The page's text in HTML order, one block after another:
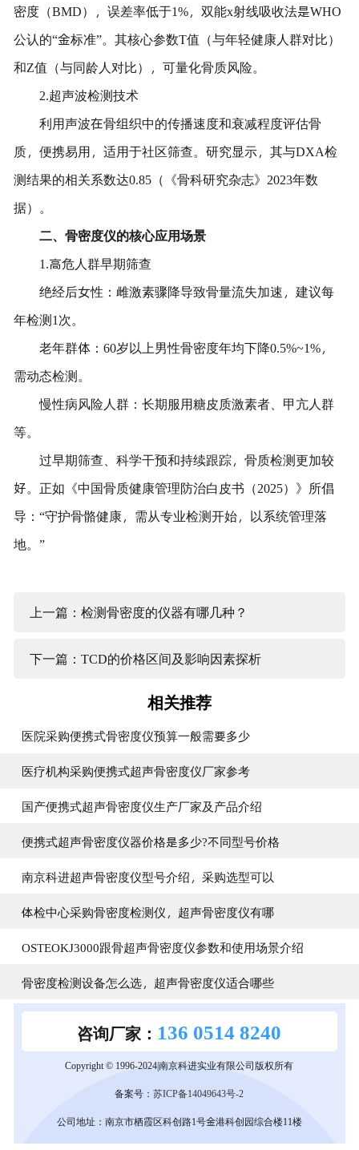
密度（BMD），误差率低于1%，双能x射线吸收法是WHO
公认的“金标准”。其核心参数T值（与年轻健康人群对比）
和Z值（与同龄人对比），可量化骨质风险。
2.超声波检测技术
利用声波在骨组织中的传播速度和衰减程度评估骨
质，便携易用，适用于社区筛查。研究显示，其与DXA检
测结果的相关系数达0.85（《骨科研究杂志》2023年数
据）。
二、骨密度仪的核心应用场景
1.高危人群早期筛查
绝经后女性：雌激素骤降导致骨量流失加速，建议每
年检测1次。
老年群体：60岁以上男性骨密度年均下降0.5%~1%，
需动态检测。
慢性病风险人群：长期服用糖皮质激素者、甲亢人群
等。
过早期筛查、科学干预和持续跟踪，骨质检测更加较
好。正如《中国骨质健康管理防治白皮书（2025）》所倡
导：“守护骨骼健康，需从专业检测开始，以系统管理落
地。”
上一篇：检测骨密度的仪器有哪几种？
下一篇：TCD的价格区间及影响因素探析
相关推荐
医院采购便携式骨密度仪预算一般需要多少
医疗机构采购便携式超声骨密度仪厂家参考
国产便携式超声骨密度仪生产厂家及产品介绍
便携式超声骨密度仪器价格是多少?不同型号价格
南京科进超声骨密度仪型号介绍，采购选型可以
体检中心采购骨密度检测仪，超声骨密度仪有哪
OSTEOKJ3000跟骨超声骨密度仪参数和使用场景介绍
骨密度检测设备怎么选，超声骨密度仪适合哪些
咨询厂家： 136 0514 8240
Copyright © 1996-2024|南京科进实业有限公司版权所有
备案号：苏ICP备14049643号-2
公司地址：南京市栖霞区科创路1号金港科创园综合楼11楼